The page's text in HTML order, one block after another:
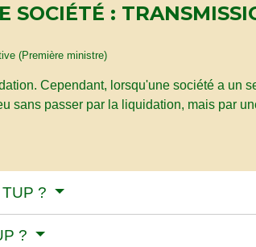
SOCIÉTÉ :
(Première ministre)
Cependant, lorsqu'une société a un
sans passer par la liquidation, mais par
?
?